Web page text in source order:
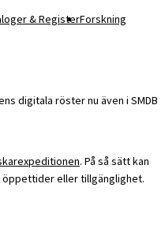
& RegisterForskning
digitala röster nu även i SMDB
. På så sätt kan
öppettider eller tillgänglighet.